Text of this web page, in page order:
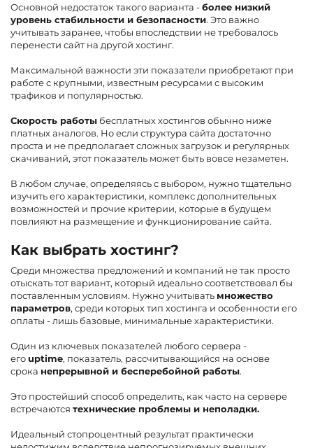
Основной недостаток такого варианта -более низкий
уровень стабильности и безопасности. Это важно
учитывать заранее, чтобы впоследствии не требовалось
перенести сайт на другой хостинг.
Максимальной важности эти показатели приобретают при
работе с крупными, известным ресурсами с высоким
трафиков и популярностью.
Скорость работы бесплатных хостингов обычно ниже
платных аналогов. Но если структура сайта достаточно
проста и не предполагает сложных загрузок и регулярных
скачиваний, этот показатель может быть вовсе незаметен.
В любом случае, определяясь с выбором, нужно тщательно
изучить его характеристики, комплекс дополнительных
возможностей и прочие критерии, которые в будущем
повлияют на размещение и функционирование сайта.
Как выбрать хостинг?
Среди множества предложений и компаний не так просто
отыскать тот вариант, который идеально соответствовал бы
поставленным условиям. Нужно учитывать множество
параметров, среди которых тип хостинга и особенности его
оплаты - лишь базовые, минимальные характеристики.
Один из ключевых показателей любого сервера -
егоuptime, показатель, рассчитывающийся на основе
срока непрерывной и бесперебойной работы.
Это простейший способ определить, как часто на сервере
встречаются технические проблемы и неполадки.
Идеальный стопроцентный результат практически